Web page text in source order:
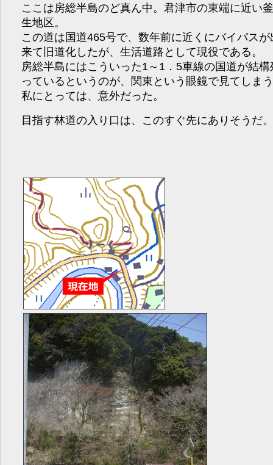
ここは房総半島のど真ん中。君津市の東端に近い
生地区。
この道は国道465号で、数年前に近くにバイパスが
来て旧道化したが、生活道路として現役である。
房総半島にはこういった1～1．5車線の国道が結構
っているというのが、関東という眼鏡で見てしま
私にとっては、意外だった。
目指す林道の入り口は、このすぐ先にありそうだ